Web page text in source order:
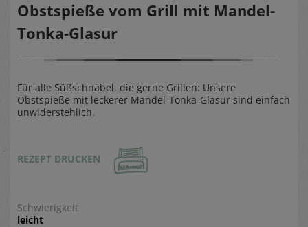
Obstspieße vom Grill mit Mandel-
Tonka-Glasur
Für alle Süßschnäbel, die gerne Grillen: Unsere
Obstspieße mit leckerer Mandel-Tonka-Glasur sind einfach
unwiderstehlich.
REZEPT DRUCKEN
Schwierigkeit
leicht